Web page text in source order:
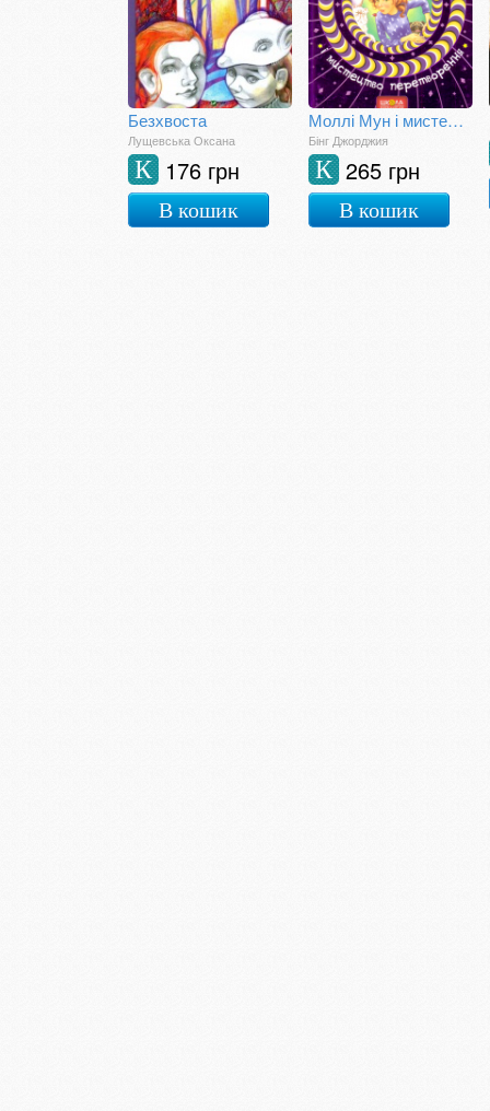
Безхвоста
Лущевська Оксана
176 грн
К
В кошик
Моллі Мун і мистецтво перетворення
Бінг Джорджия
265 грн
К
В кошик